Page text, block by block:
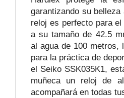
garantizando su
reloj es perfecto para
a su tamaño de 42.5
al agua de 100 metros,
para la práctica de
el Seiko SSK035K1,
muñeca un reloj de
acompañará en todas